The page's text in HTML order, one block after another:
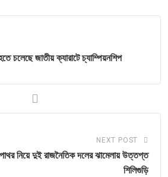
জাতীয় ক্যারাটে চ্যাম্পিয়নশিপ
NEXT POST
নিয়ে দুই রাজনৈতিক দলের ঝামেলায় উত্তপ্ত
শিলিগুড়ি